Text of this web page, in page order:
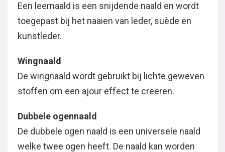
Een leernaald is een snijdende naald en wordt
toegepast bij het naaien van leder, suède en
kunstleder.
Wingnaald
De wingnaald wordt gebruikt bij lichte geweven
stoffen om een ajour effect te creëren.
Dubbele ogennaald
De dubbele ogen naald is een universele naald
welke twee ogen heeft. De naald kan worden